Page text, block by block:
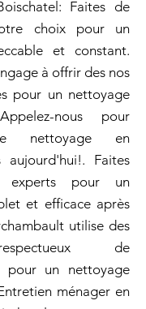
Faites de
choix pour un
et constant.
à offrir des nos
pour un nettoyage
nous pour
nettoyage en
aujourd'hui!. Faites
pour un
et efficace après
utilise des
de
pour un nettoyage
ménager en